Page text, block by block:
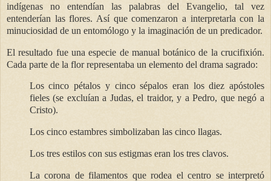
indígenas no entendían las palabras del Evangelio, tal vez
entenderían las flores. Así que comenzaron a interpretarla con la
minuciosidad de un entomólogo y la imaginación de un predicador.
El resultado fue una especie de manual botánico de la crucifixión.
Cada parte de la flor representaba un elemento del drama sagrado:
Los cinco pétalos y cinco sépalos eran los diez apóstoles
fieles (se excluían a Judas, el traidor, y a Pedro, que negó a
Cristo).
Los cinco estambres simbolizaban las cinco llagas.
Los tres estilos con sus estigmas eran los tres clavos.
La corona de filamentos que rodea el centro se interpretó